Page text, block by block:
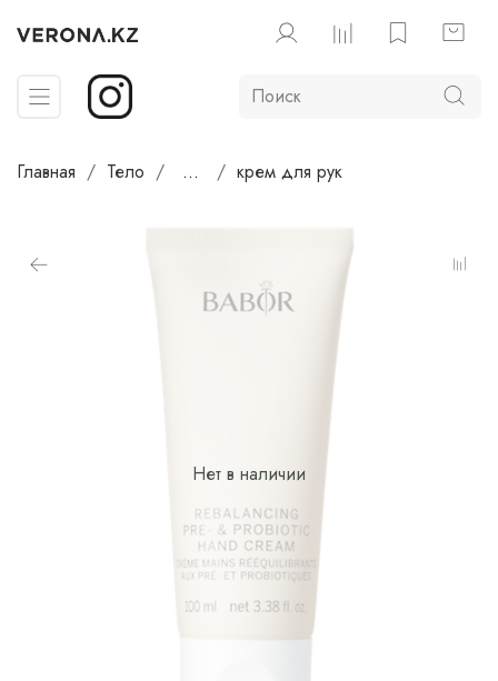
Главная Тело ... крем для рук
Нет в наличии